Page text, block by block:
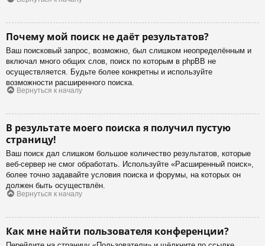
Почему мой поиск не даёт результатов?
Ваш поисковый запрос, возможно, был слишком неопределённым и
включал много общих слов, поиск по которым в phpBB не
осуществляется. Будьте более конкретны и используйте
возможности расширенного поиска.
Вернуться к началу
В результате моего поиска я получил пустую
страницу!
Ваш поиск дал слишком большое количество результатов, которые
веб-сервер не смог обработать. Используйте «Расширенный поиск»,
более точно задавайте условия поиска и форумы, на которых он
должен быть осуществлён.
Вернуться к началу
Как мне найти пользователя конференции?